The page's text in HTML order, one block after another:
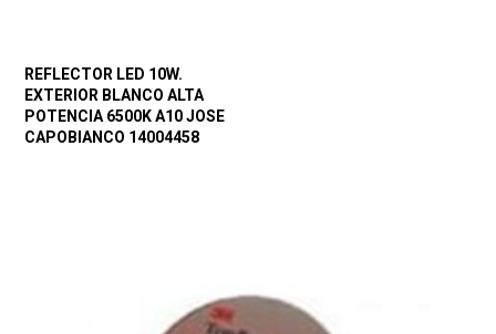
REFLECTOR LED 10W.
EXTERIOR BLANCO ALTA
POTENCIA 6500K A10 JOSE
CAPOBIANCO 14004458